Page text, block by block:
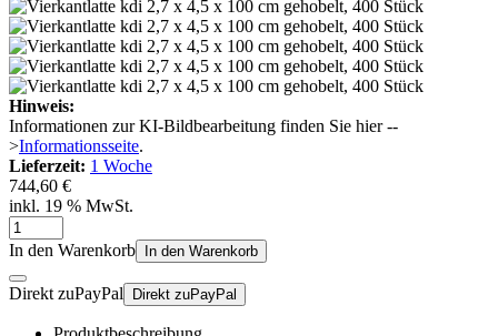
Hinweis:
Informationen zur KI-Bildbearbeitung finden Sie hier --
>Informationsseite.
Lieferzeit: 1 Woche
744,60 €
inkl. 19 % MwSt.
In den Warenkorb In den Warenkorb
Direkt zuPayPal Direkt zuPayPal